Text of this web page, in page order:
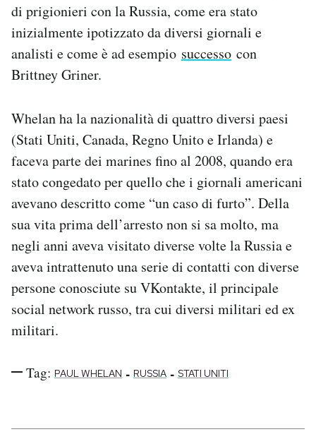
di prigionieri con la Russia, come era stato
inizialmente ipotizzato da diversi giornali e
analisti e come è ad esempio successo con
Brittney Griner.
Whelan ha la nazionalità di quattro diversi paesi
(Stati Uniti, Canada, Regno Unito e Irlanda) e
faceva parte dei marines fino al 2008, quando era
stato congedato per quello che i giornali americani
avevano descritto come “un caso di furto”. Della
sua vita prima dell’arresto non si sa molto, ma
negli anni aveva visitato diverse volte la Russia e
aveva intrattenuto una serie di contatti con diverse
persone conosciute su VKontakte, il principale
social network russo, tra cui diversi militari ed ex
militari.
Tag: PAUL WHELAN - RUSSIA - STATI UNITI